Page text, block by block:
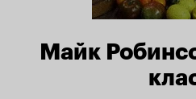
Майк